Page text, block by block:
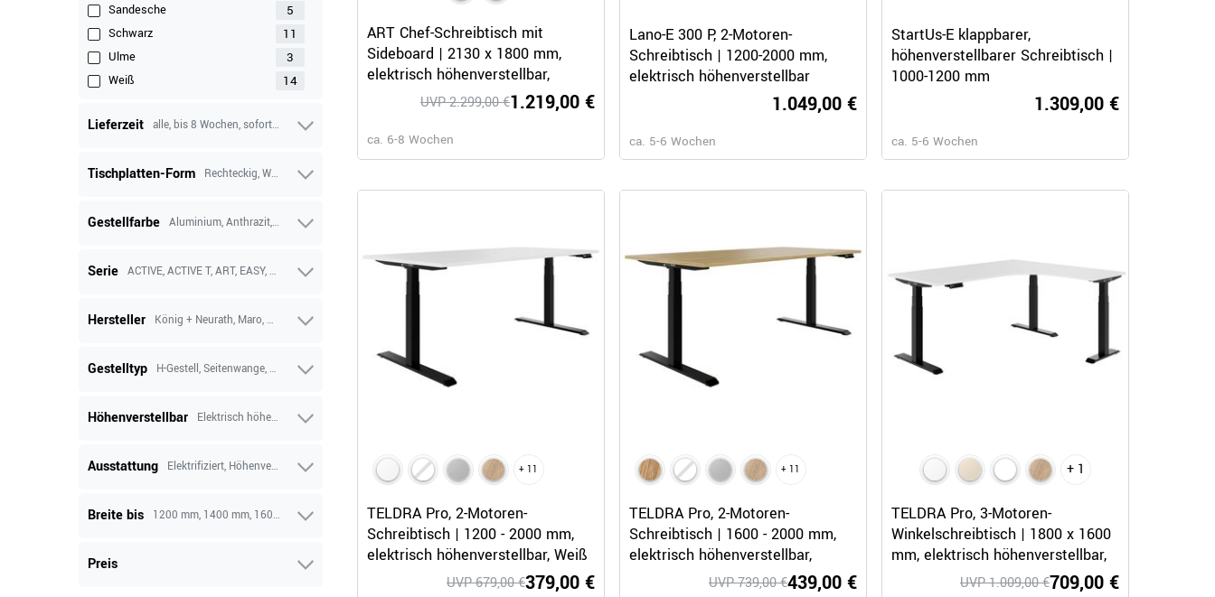
Sandesche 5
Schwarz 11
Ulme 3
Weiß 14
Lieferzeit alle, bis 8 Wochen, sofort lieferbar, bis 4 Wochen
Tischplatten-Form Rechteckig, Winkel
Gestellfarbe Aluminium, Anthrazit, Schwarz, Silber, Weiß
Serie ACTIVE, ACTIVE T, ART, EASY, Lano-E 300 P, MOTION, MOVE&LEAD, SKILL, StartUs-E, TELDRA, eModel
Hersteller König + Neurath, Maro, WeberBÜRO
Gestelltyp H-Gestell, Seitenwange, T-Gestell
Höhenverstellbar Elektrisch höhenverstellbar, Manuell höhenverstellbar
Ausstattung Elektrifiziert, Höhenverstellbar, Mit Sideboard
Breite bis 1200 mm, 1400 mm, 1600 mm, 1800 mm, 2000 mm
Preis
ART Chef-Schreibtisch mit
Sideboard | 2130 x 1800 mm,
elektrisch höhenverstellbar,
Wildeiche
1.219,00 €
UVP 2.299,00 €
ca. 6-8 Wochen
Lano-E 300 P, 2-Motoren-
Schreibtisch | 1200-2000 mm,
elektrisch höhenverstellbar
1.049,00 €
ca. 5-6 Wochen
StartUs-E klappbarer,
höhenverstellbarer Schreibtisch |
1000-1200 mm
1.309,00 €
ca. 5-6 Wochen
+ 11
TELDRA Pro, 2-Motoren-
Schreibtisch | 1200 - 2000 mm,
elektrisch höhenverstellbar, Weiß
379,00 €
UVP 679,00 €
+ 11
TELDRA Pro, 2-Motoren-
Schreibtisch | 1600 - 2000 mm,
elektrisch höhenverstellbar,
Echtholz-Furnier Eiche 439,00 €
UVP 739,00 €
+ 1
TELDRA Pro, 3-Motoren-
Winkelschreibtisch | 1800 x 1600
mm, elektrisch höhenverstellbar,
709,00 €
UVP 1.009,00 €